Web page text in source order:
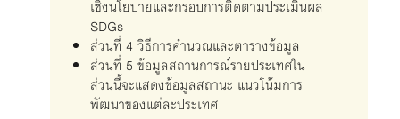
เชิงนโยบายและกรอบการติดตามประเมินผล
SDGs
ส่วนที่ 4 วิธีการคำนวณและตารางข้อมูล
ส่วนที่ 5 ข้อมูลสถานการณ์รายประเทศใน
ส่วนนี้จะแสดงข้อมูลสถานะ แนวโน้มการ
พัฒนาของแต่ละประเทศ